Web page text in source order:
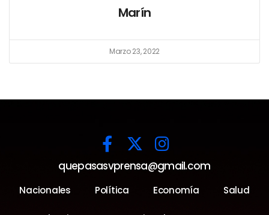
Marín
Marzo 23, 2022
quepasasvprensa@gmail.com
Nacionales Política Economía Salud